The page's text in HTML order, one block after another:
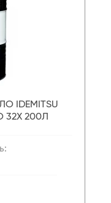
IDEMITSU
32X 200Л